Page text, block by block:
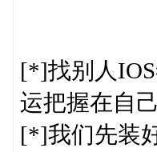
[*]找别人
运把握在自
[*]我们先装